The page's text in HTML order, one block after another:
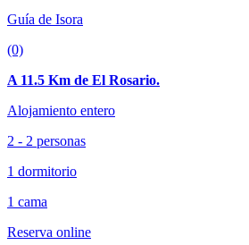
Guía de Isora
(0)
A 11.5 Km de El Rosario.
Alojamiento entero
2 - 2 personas
1 dormitorio
1 cama
Reserva online